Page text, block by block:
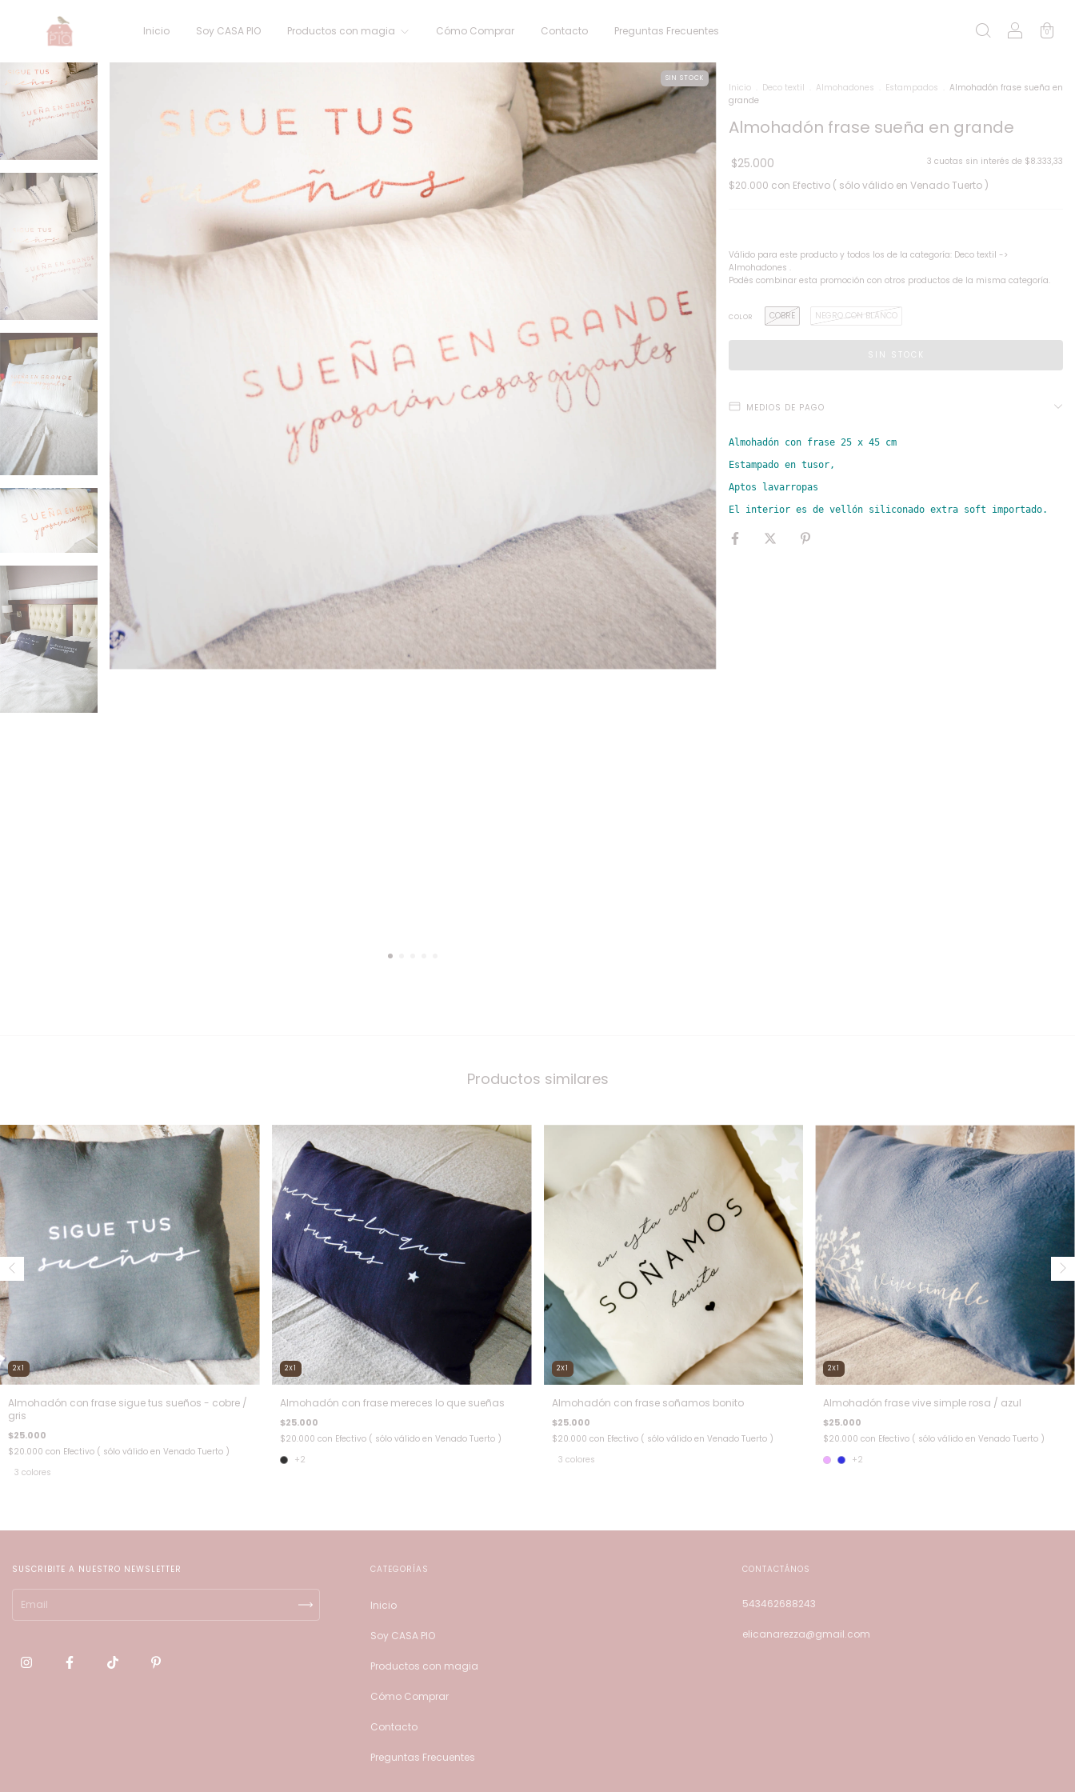
Inicio Soy CASA PIO Productos con magia Cómo Comprar Contacto Preguntas Frecuentes 0
SIN STOCK
Inicio Deco textil Almohadones Estampados
Almohadón frase sueña en
grande
Almohadón frase sueña en grande
$25.000 3 cuotas sin interés de $8.333,33
$20.000 con Efectivo ( sólo válido en Venado Tuerto )
Válido para este producto y todos los de la categoría: Deco textil ->
Almohadones .
Podés combinar esta promoción con otros productos de la misma categoría.
COLOR COBRE NEGRO CON BLANCO
MEDIOS DE PAGO
Almohadón con frase 25 x 45 cm
Estampado en tusor,
Aptos lavarropas
El interior es de vellón siliconado extra soft importado.
Productos similares
2X1
Almohadón con frase sigue tus sueños - cobre /
gris
$25.000
$20.000 con Efectivo ( sólo válido en Venado Tuerto )
3 colores
2X1
Almohadón con frase mereces lo que sueñas
$25.000
$20.000 con Efectivo ( sólo válido en Venado Tuerto )
+2
2X1
Almohadón con frase soñamos bonito
$25.000
$20.000 con Efectivo ( sólo válido en Venado Tuerto )
3 colores
2X1
Almohadón frase vive simple rosa / azul
$25.000
$20.000con Efectivo ( sólo válido en Venado Tuerto )
+2
SUSCRIBITE A NUESTRO NEWSLETTER CATEGORÍAS
Inicio
Soy CASA PIO
Productos con magia
Cómo Comprar
Contacto
Preguntas Frecuentes
CONTACTÁNOS
543462688243
elicanarezza@gmail.com